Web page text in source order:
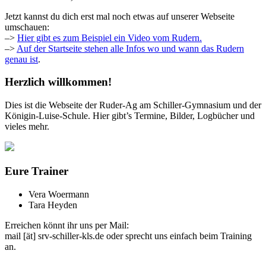
Jetzt kannst du dich erst mal noch etwas auf unserer Webseite
umschauen:
–> Hier gibt es zum Beispiel ein Video vom Rudern.
–> Auf der Startseite stehen alle Infos wo und wann das Rudern
genau ist.
Herzlich willkommen!
Dies ist die Webseite der Ruder-Ag am Schiller-Gymnasium und der
Königin-Luise-Schule. Hier gibt’s Termine, Bilder, Logbücher und
vieles mehr.
Eure Trainer
Vera Woermann
Tara Heyden
Erreichen könnt ihr uns per Mail:
mail [ät] srv-schiller-kls.de oder sprecht uns einfach beim Training
an.